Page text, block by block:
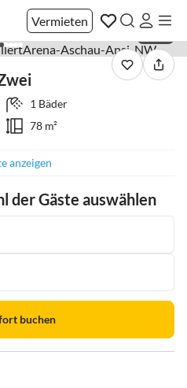
Vermieten
1 Bäder
78 m²
anzeigen
der Gäste auswählen
buchen